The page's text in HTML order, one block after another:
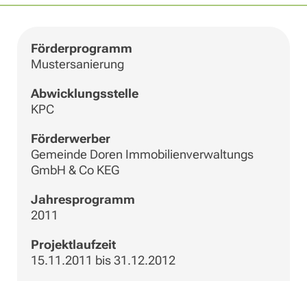
Förderprogramm
Mustersanierung
Abwicklungsstelle
KPC
Förderwerber
Gemeinde Doren Immobilienverwaltungs
GmbH & Co KEG
Jahresprogramm
2011
Projektlaufzeit
15.11.2011 bis 31.12.2012